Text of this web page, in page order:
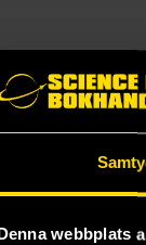
webbplats
och få ett mail
2